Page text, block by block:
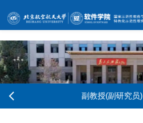
副教授(副研究员)